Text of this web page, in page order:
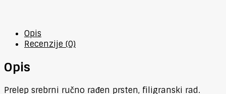
Opis
Recenzije (0)
Opis
Prelep srebrni ručno rađen prsten, filigranski rad.